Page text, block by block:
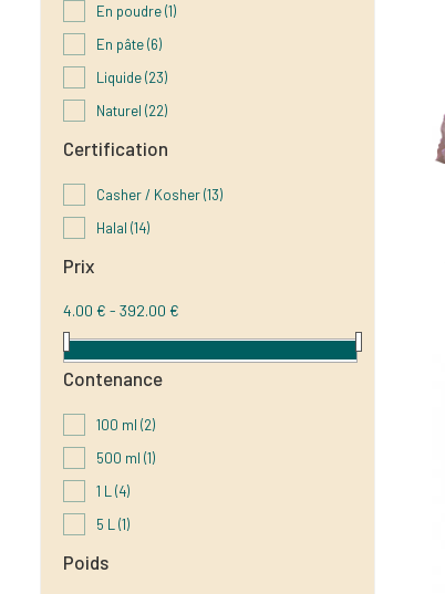
En poudre(1)
En pâte(6)
Liquide(23)
Naturel (22)
Certification
Casher / Kosher(13)
Halal (14)
Prix
4.00 € - 392.00 €
Contenance
100 ml (2)
500 ml (1)
1 L (4)
5 L (1)
Poids